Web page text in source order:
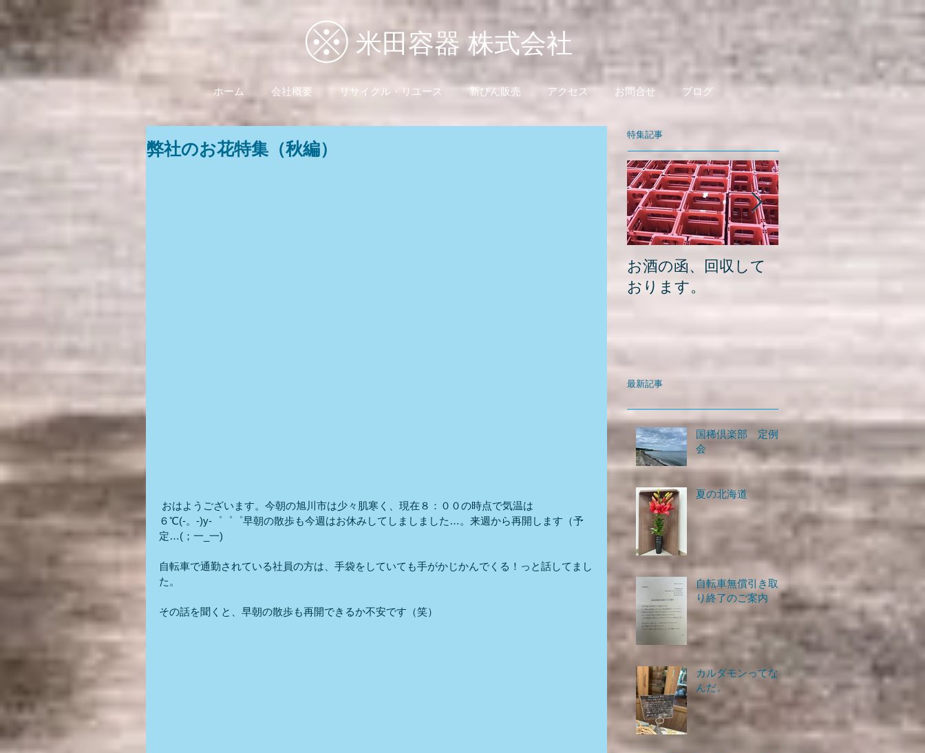
米田容器 株式会社
ホーム 会社概要 リサイクル・リユース 新びん販売 アクセス お問合せ ブログ
弊社のお花特集（秋編）
おはようございます。今朝の旭川市は少々肌寒く、現在８：００の時点で気温は
６℃(-。-)y-゜゜゜早朝の散歩も今週はお休みしてしましました…。来週から再開します（予
定…(；一_一)
自転車で通勤されている社員の方は、手袋をしていても手がかじかんでくる！っと話してまし
た。
その話を聞くと、早朝の散歩も再開できるか不安です（笑）
特集記事
お酒の函、回収して
おります。
最新記事
国稀倶楽部 定例
会
夏の北海道
自転車無償引き取
り終了のご案内
カルダモンってな
んだ。